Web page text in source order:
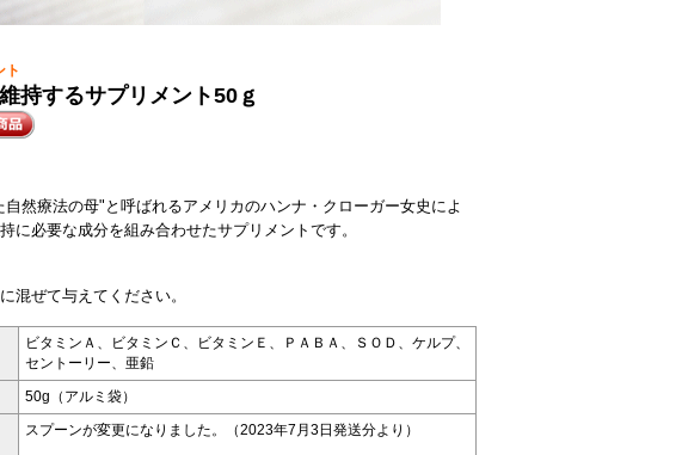
ト
持するサプリメント50ｇ
然療法の母"と呼ばれるアメリカのハンナ・クローガー女史によ
に必要な成分を組み合わせたサプリメントです。
混ぜて与えてください。
ビタミンＡ、ビタミンＣ、ビタミンＥ、ＰＡＢＡ、ＳＯＤ、ケルプ、
セントーリー、亜鉛
50g（アルミ袋）
スプーンが変更になりました。（2023年7月3日発送分より）